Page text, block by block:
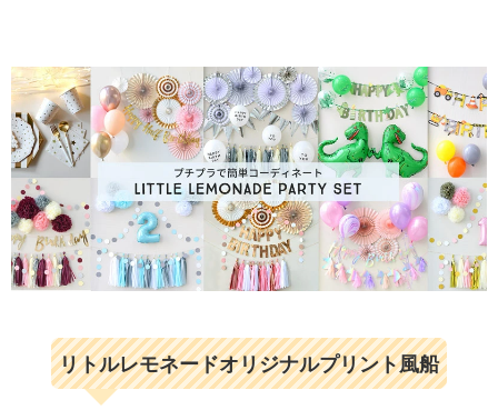
リトルレモネードオリジナルプリント風船